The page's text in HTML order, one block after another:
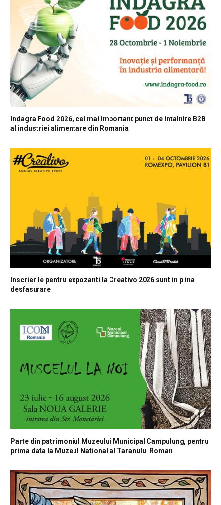
Indagra Food 2026, cel mai important punct de intalnire B2B
al industriei alimentare din Romania
Inscrierile pentru expozanti la Creativo 2026 sunt in plina
desfasurare
Parte din patrimoniul Muzeului Municipal Campulung, pentru
prima data la Muzeul National al Taranului Roman